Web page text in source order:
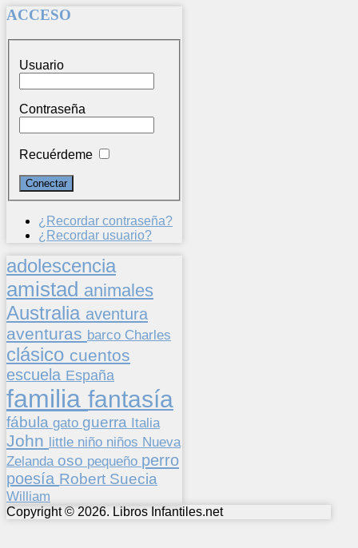
ACCESO
Usuario
Contraseña
Recuérdeme
¿Recordar contraseña?
¿Recordar usuario?
adolescencia
amistad animales
Australia aventura
aventuras barco Charles
clásico cuentos
escuela España
familia fantasía
fábula gato guerra Italia
John little niño niños Nueva
Zelanda oso pequeño perro
poesía Robert Suecia
William
Copyright © 2026. Libros Infantiles.net